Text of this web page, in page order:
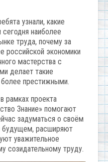
узнали, какие
наиболее
труда, почему за
российской экономики
мастерства с
делает такие
престижными.
рамках проекта
Знание» помогают
задуматься о своём
будущем, расширяют
уважительное
созидательному труду.